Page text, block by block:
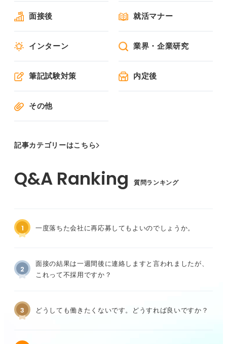
面接後 就活マナー
インターン 業界・企業研究
筆記試験対策 内定後
その他
記事カテゴリーはこちら
質問ランキング
1 一度落ちた会社に再応募してもよいのでしょうか。
2
面接の結果は一週間後に連絡しますと言われましたが、
これって不採用ですか？
3 どうしても働きたくないです。どうすれば良いですか？